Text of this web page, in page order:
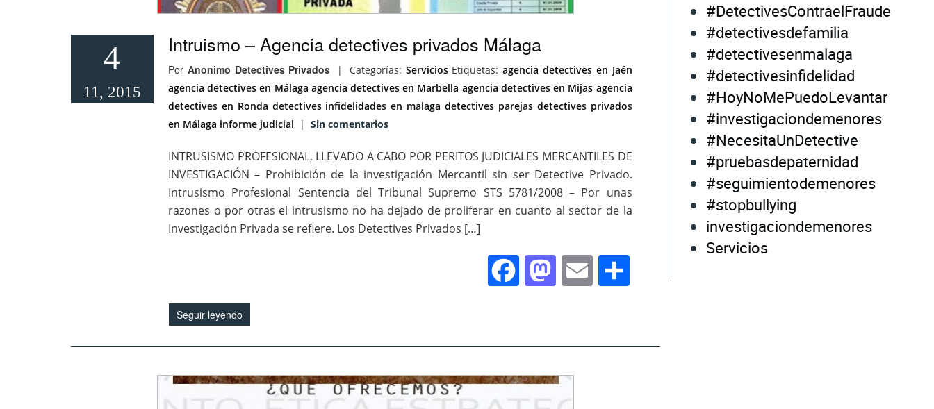
4
11, 2015
Intruismo – Agencia detectives privados Málaga
Por Anonimo Detectives Privados | Categorías: Servicios Etiquetas:agencia detectives en Jaén
agencia detectives en Málaga agencia detectives en Marbella agencia detectives en Mijas agencia
detectives en Ronda detectives infidelidades en malaga detectives parejas detectives privados
en Málaga informe judicial | Sin comentarios
INTRUSISMO PROFESIONAL, LLEVADO A CABO POR PERITOS JUDICIALES MERCANTILES DE
INVESTIGACIÓN – Prohibición de la investigación Mercantil sin ser Detective Privado.
Intrusismo Profesional Sentencia del Tribunal Supremo STS 5781/2008 – Por unas
razones o por otras el intrusismo no ha dejado de proliferar en cuanto al sector de la
Investigación Privada se refiere. Los Detectives Privados […]
Facebook
Mastodon
EmailCompartir
Seguir leyendo
#DetectivesContraelFraude
#detectivesdefamilia
#detectivesenmalaga
#detectivesinfidelidad
#HoyNoMePuedoLevantar
#investigaciondemenores
#NecesitaUnDetective
#pruebasdepaternidad
#seguimientodemenores
#stopbullying
investigaciondemenores
Servicios